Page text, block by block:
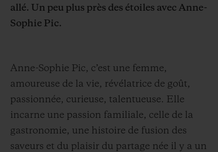
allé. Un peu plus près des étoiles avec Anne-
Sophie Pic.
Anne-Sophie Pic, c’est une femme,
amoureuse de la vie, révélatrice de goût,
passionnée, curieuse, talentueuse. Elle
incarne une passion familiale, celle de la
gastronomie, une histoire de fusion des
saveurs et du plaisir du partage née il y a un